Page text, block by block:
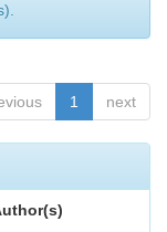
1 next